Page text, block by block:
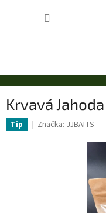
Krvavá
Tip Značka: JJBAITS